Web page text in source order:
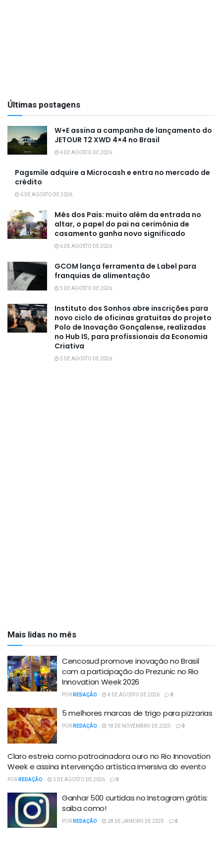
Últimas postagens
W+E assina a campanha de lançamento do
JETOUR T2 XWD 4×4 no Brasil
6 DE AGOSTO DE 2026
Pagsmile adquire a Microcash e entra no mercado de
crédito
6 DE AGOSTO DE 2026
Mês dos Pais: muito além da entrada no
altar, o papel do pai na cerimônia de
casamento ganha novo significado
6 DE AGOSTO DE 2026
GCOM lança ferramenta de Label para
franquias de alimentação
5 DE AGOSTO DE 2026
Instituto dos Sonhos abre inscrições para
novo ciclo de oficinas gratuitas do projeto
Polo de Inovação Gonçalense, realizadas
no Hub IS, para profissionais da Economia
Criativa
5 DE AGOSTO DE 2026
Mais lidas no mês
Cencosud promove inovação no Brasil
com a participação do Prezunic no Rio
Innovation Week 2026
PORREDAÇÃO 4 DE AGOSTO DE 2026 0
5 melhores marcas de trigo para pizzarias
PORREDAÇÃO 18 DE NOVEMBRO DE 2025 0
Claro estreia como patrocinadora ouro no Rio Innovation
Week e assina intervenção artística imersiva do evento
PORREDAÇÃO 3 DE AGOSTO DE 2026 0
Ganhar 500 curtidas no Instagram grátis:
saiba como!
PORREDAÇÃO 28 DE JANEIRO DE 2025 0